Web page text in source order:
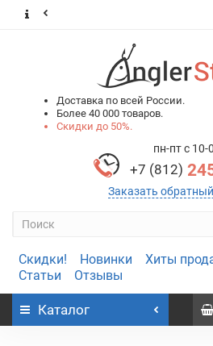
Доставка по всей России.
Более 40 000 товаров.
Скидки до 50%.
пн-пт с 10-
+7 (812)
Заказать
Скидки! Новинки Хиты
Статьи
Отзывы
Каталог